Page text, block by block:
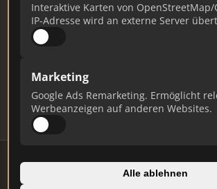
Interaktive Karten von OpenStreetMap/
IP-Adresse wird an externe Server
Marketing
Google Ads Remarketing. Ermöglicht
Werbeanzeigen auf anderen Websites.
Alle ablehnen
Ist das Ihr Unternehmen?
Verifizieren Sie Ihr Profil, bearbeiten
Updates.
Profil beanspruchen